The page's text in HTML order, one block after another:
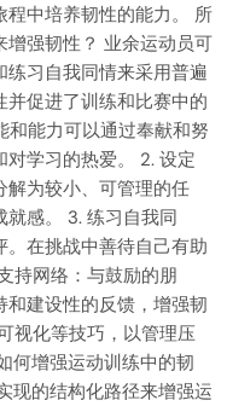
中培养韧性的能力。 所
强韧性？ 业余运动员可
习自我同情来采用普遍
促进了训练和比赛中的
和能力可以通过奉献和努
学习的热爱。 2. 设定
解为较小、可管理的任
感。 3. 练习自我同
在挑战中善待自己有助
持网络：与鼓励的朋
建设性的反馈，增强韧
视化等技巧，以管理压
何增强运动训练中的韧
现的结构化路径来增强运